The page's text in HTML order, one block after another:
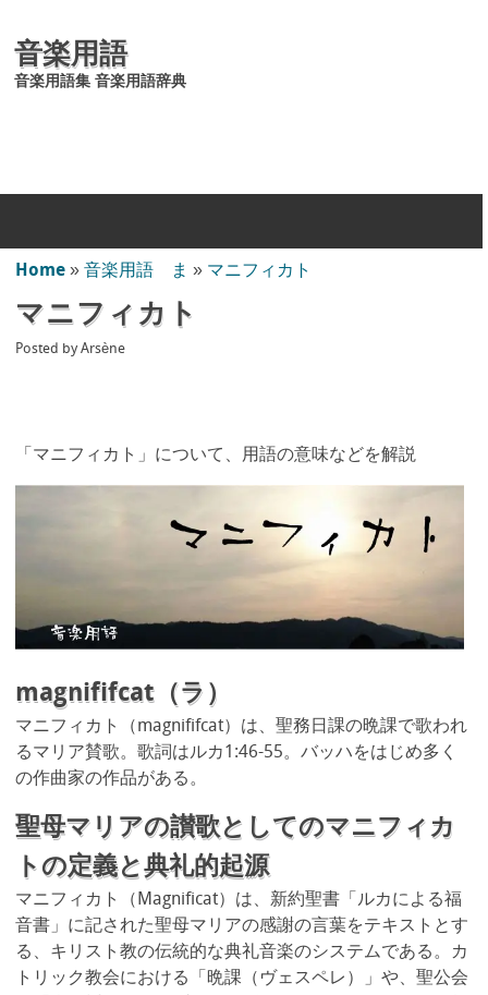
音楽用語
音楽用語集 音楽用語辞典
Home » 音楽用語 ま » マニフィカト
マニフィカト
Posted by Arsène
「マニフィカト」について、用語の意味などを解説
magnififcat（ラ）
マニフィカト（magnififcat）は、聖務日課の晩課で歌われ
るマリア賛歌。歌詞はルカ1:46-55。バッハをはじめ多く
の作曲家の作品がある。
聖母マリアの讃歌としてのマニフィカ
トの定義と典礼的起源
マニフィカト（Magnificat）は、新約聖書「ルカによる福
音書」に記された聖母マリアの感謝の言葉をテキストとす
る、キリスト教の伝統的な典礼音楽のシステムである。カ
トリック教会における「晩課（ヴェスペレ）」や、聖公会